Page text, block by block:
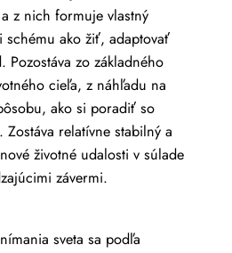
z nich formuje vlastný
schému ako žiť, adaptovať
Pozostáva zo základného
cieľa, z náhľadu na
ako si poradiť so
relatívne stabilný a
životné udalosti v súlade
závermi.
sveta sa podľa